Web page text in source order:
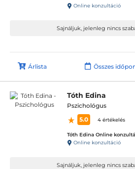
Online konzultáció
Sajnáljuk, jelenleg nincs
Árlista Összes
Tóth Edina
Pszichológus
5.0
4 értékelés
Tóth Edina Online
Online konzultáció
Sajnáljuk, jelenleg nincs